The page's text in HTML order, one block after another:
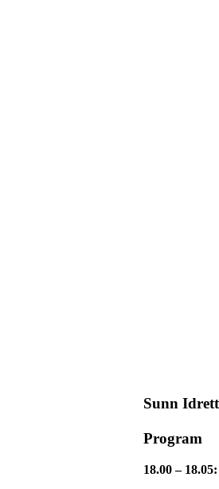
Sunn
Program
18.00 –